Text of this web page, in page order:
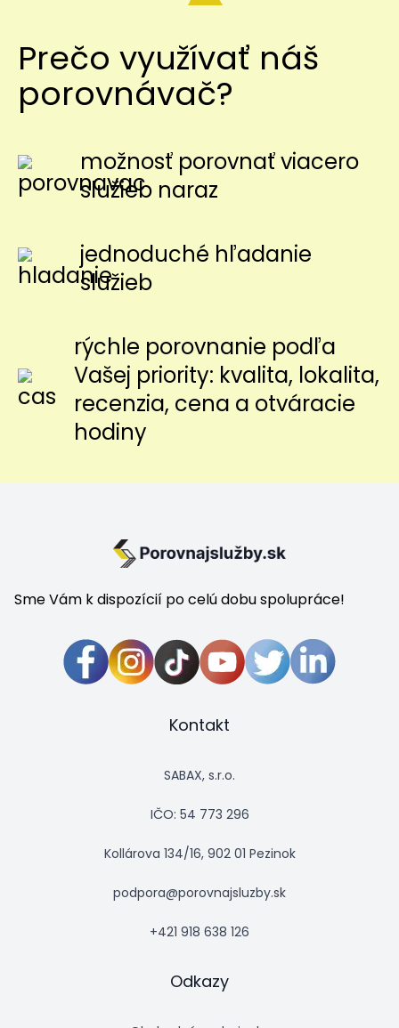
Prečo využívať náš
porovnávač?
možnosť porovnať viacero
služieb naraz
jednoduché hľadanie
služieb
rýchle porovnanie podľa
Vašej priority: kvalita, lokalita,
recenzia, cena a otváracie
hodiny
Sme Vám k dispozícií po celú dobu spolupráce!
Kontakt
SABAX, s.r.o.
IČO: 54 773 296
Kollárova 134/16, 902 01 Pezinok
podpora@porovnajsluzby.sk
+421 918 638 126
Odkazy